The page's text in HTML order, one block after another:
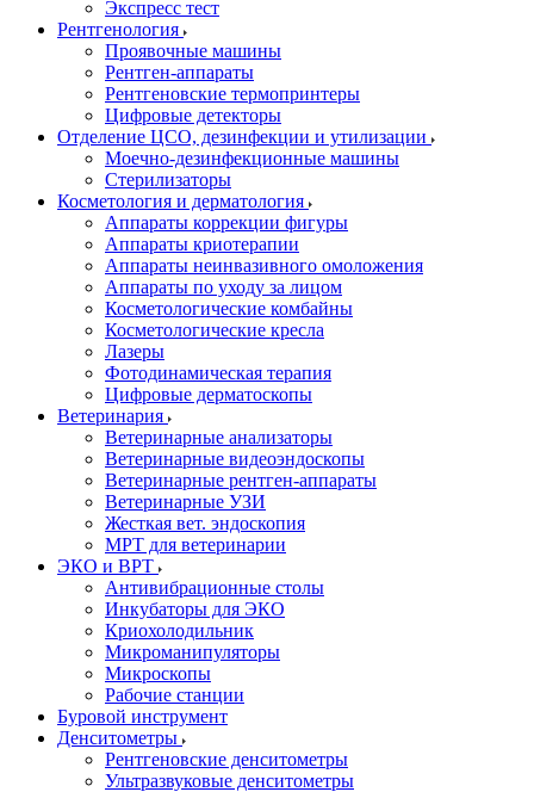
Экспресс тест
Рентгенология
Проявочные машины
Рентген-аппараты
Рентгеновские термопринтеры
Цифровые детекторы
Отделение ЦСО, дезинфекции и утилизации
Моечно-дезинфекционные машины
Стерилизаторы
Косметология и дерматология
Аппараты коррекции фигуры
Аппараты криотерапии
Аппараты неинвазивного омоложения
Аппараты по уходу за лицом
Косметологические комбайны
Косметологические кресла
Лазеры
Фотодинамическая терапия
Цифровые дерматоскопы
Ветеринария
Ветеринарные анализаторы
Ветеринарные видеоэндоскопы
Ветеринарные рентген-аппараты
Ветеринарные УЗИ
Жесткая вет. эндоскопия
МРТ для ветеринарии
ЭКО и ВРТ
Антивибрационные столы
Инкубаторы для ЭКО
Криохолодильник
Микроманипуляторы
Микроскопы
Рабочие станции
Буровой инструмент
Денситометры
Рентгеновские денситометры
Ультразвуковые денситометры